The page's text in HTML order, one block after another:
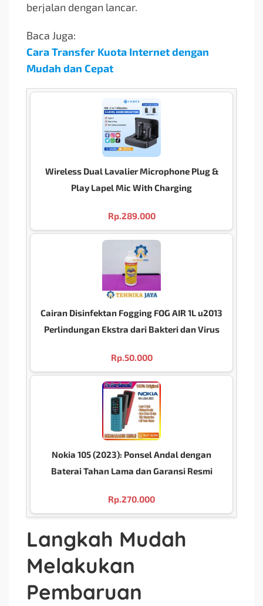
berjalan dengan lancar.
Baca Juga:
Cara Transfer Kuota Internet dengan
Mudah dan Cepat
Wireless Dual Lavalier Microphone Plug &
Play Lapel Mic With Charging
Rp.289.000
Cairan Disinfektan Fogging FOG AIR 1L u2013
Perlindungan Ekstra dari Bakteri dan Virus
Rp.50.000
Nokia 105 (2023): Ponsel Andal dengan
Baterai Tahan Lama dan Garansi Resmi
Rp.270.000
Langkah Mudah
Melakukan
Pembaruan